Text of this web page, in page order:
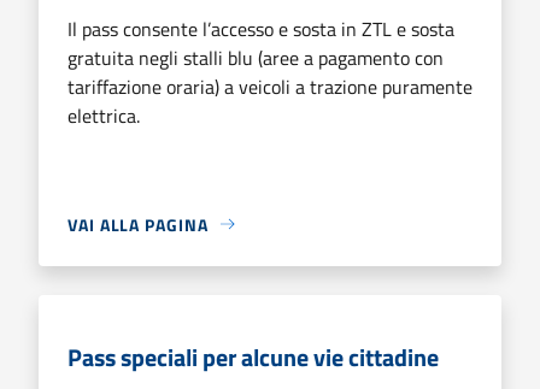
Il pass consente l’accesso e sosta in ZTL e sosta
gratuita negli stalli blu (aree a pagamento con
tariffazione oraria) a veicoli a trazione puramente
elettrica.
VAI ALLA PAGINA
Pass speciali per alcune vie cittadine